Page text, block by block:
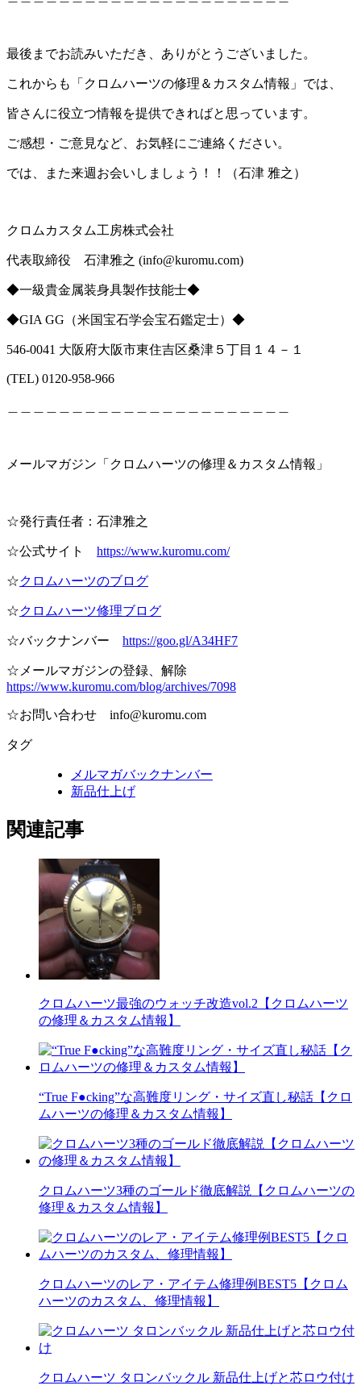
最後までお読みいただき、ありがとうございました。
これからも「クロムハーツの修理＆カスタム情報」では、
皆さんに役立つ情報を提供できればと思っています。
ご感想・ご意見など、お気軽にご連絡ください。
では、また来週お会いしましょう！！（石津 雅之）
クロムカスタム工房株式会社
代表取締役 石津雅之 (info@kuromu.com)
◆一級貴金属装身具製作技能士◆
◆GIA GG（米国宝石学会宝石鑑定士）◆
546-0041 大阪府大阪市東住吉区桑津５丁目１４－１
(TEL) 0120-958-966
メールマガジン「クロムハーツの修理＆カスタム情報」
☆発行責任者：石津雅之
☆公式サイト https://www.kuromu.com/
☆クロムハーツのブログ
☆クロムハーツ修理ブログ
☆バックナンバー https://goo.gl/A34HF7
☆メールマガジンの登録、解除
https://www.kuromu.com/blog/archives/7098
☆お問い合わせ info@kuromu.com
タグ
メルマガバックナンバー
新品仕上げ
関連記事
クロムハーツ最強のウォッチ改造vol.2【クロムハーツ
の修理＆カスタム情報】
“True F●cking”な高難度リング・サイズ直し秘話【クロ
ムハーツの修理＆カスタム情報】
クロムハーツ3種のゴールド徹底解説【クロムハーツの
修理＆カスタム情報】
クロムハーツのレア・アイテム修理例BEST5【クロム
ハーツのカスタム、修理情報】
クロムハーツ タロンバックル 新品仕上げと芯ロウ付け